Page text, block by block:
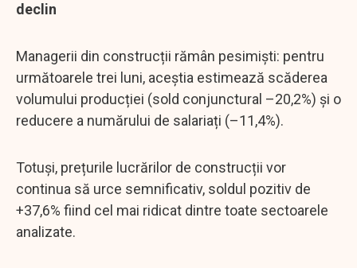
declin
Managerii din construcții rămân pesimiști: pentru
următoarele trei luni, aceștia estimează scăderea
volumului producției (sold conjunctural –20,2%) și o
reducere a numărului de salariați (–11,4%).
Totuși, prețurile lucrărilor de construcții vor
continua să urce semnificativ, soldul pozitiv de
+37,6% fiind cel mai ridicat dintre toate sectoarele
analizate.